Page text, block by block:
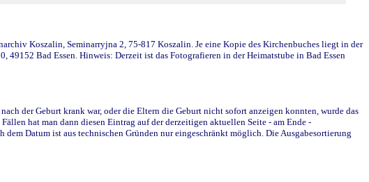
Koszalin, Seminarryjna 2, 75-817 Koszalin. Je eine Kopie des Kirchenbuches liegt in der
Bad Essen. Hinweis: Derzeit ist das Fotografieren in der Heimatstube in Bad Essen
der Geburt krank war, oder die Eltern die Geburt nicht sofort anzeigen konnten, wurde das
hat man dann diesen Eintrag auf der derzeitigen aktuellen Seite - am Ende -
Datum ist aus technischen Gründen nur eingeschränkt möglich. Die Ausgabesortierung